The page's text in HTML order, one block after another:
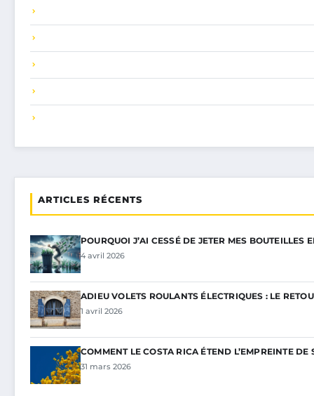
ARTICLES RÉCENTS
POURQUOI J’AI CESSÉ DE JETER MES BOUTEILLES
4 avril 2026
ADIEU VOLETS ROULANTS ÉLECTRIQUES : LE
1 avril 2026
COMMENT LE COSTA RICA ÉTEND L’EMPREINTE DE
31 mars 2026